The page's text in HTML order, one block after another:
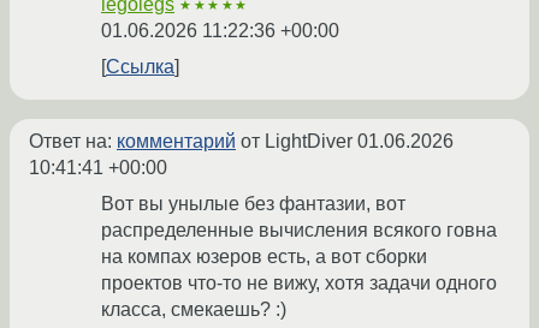
★★★★★
01.06.2026 11:22:36 +00:00
Ссылка
Ответ на: комментарий от LightDiver 01.06.2026
10:41:41 +00:00
Вот вы унылые без фантазии, вот
распределенные вычисления всякого говна
на компах юзеров есть, а вот сборки
проектов что-то не вижу, хотя задачи одного
класса, смекаешь? :)